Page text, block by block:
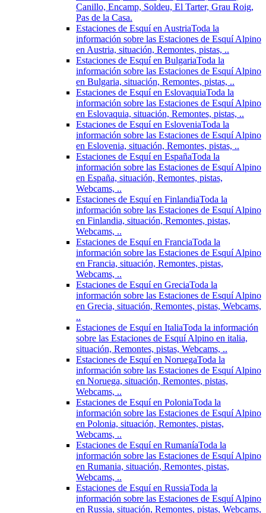
Canillo, Encamp, Soldeu, El Tarter, Grau Roig,
Pas de la Casa.
Estaciones de Esquí en AustriaToda la
información sobre las Estaciones de Esquí Alpino
en Austria, situación, Remontes, pistas, ..
Estaciones de Esquí en BulgariaToda la
información sobre las Estaciones de Esquí Alpino
en Bulgaria, situación, Remontes, pistas, ..
Estaciones de Esquí en EslovaquiaToda la
información sobre las Estaciones de Esquí Alpino
en Eslovaquia, situación, Remontes, pistas, ..
Estaciones de Esquí en EsloveniaToda la
información sobre las Estaciones de Esquí Alpino
en Eslovenia, situación, Remontes, pistas, ..
Estaciones de Esquí en EspañaToda la
información sobre las Estaciones de Esquí Alpino
en España, situación, Remontes, pistas,
Webcams, ..
Estaciones de Esquí en FinlandiaToda la
información sobre las Estaciones de Esquí Alpino
en Finlandia, situación, Remontes, pistas,
Webcams, ..
Estaciones de Esquí en FranciaToda la
información sobre las Estaciones de Esquí Alpino
en Francia, situación, Remontes, pistas,
Webcams, ..
Estaciones de Esquí en GreciaToda la
información sobre las Estaciones de Esquí Alpino
en Grecia, situación, Remontes, pistas, Webcams,
..
Estaciones de Esquí en ItaliaToda la información
sobre las Estaciones de Esquí Alpino en italia,
situación, Remontes, pistas, Webcams, ..
Estaciones de Esquí en NoruegaToda la
información sobre las Estaciones de Esquí Alpino
en Noruega, situación, Remontes, pistas,
Webcams, ..
Estaciones de Esquí en PoloniaToda la
información sobre las Estaciones de Esquí Alpino
en Polonia, situación, Remontes, pistas,
Webcams, ..
Estaciones de Esquí en RumaníaToda la
información sobre las Estaciones de Esquí Alpino
en Rumania, situación, Remontes, pistas,
Webcams, ..
Estaciones de Esquí en RussiaToda la
información sobre las Estaciones de Esquí Alpino
en Russia, situación, Remontes, pistas, Webcams,